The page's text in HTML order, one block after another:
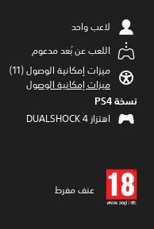
لاعب واحد
اللعب عن بُعد مدعوم
ميزات إمكانية الوصول (11)‏
ميزات إمكانية الوصول
نسخة PS4‏
اهتزاز DUALSHOCK 4‏
عنف مفرط